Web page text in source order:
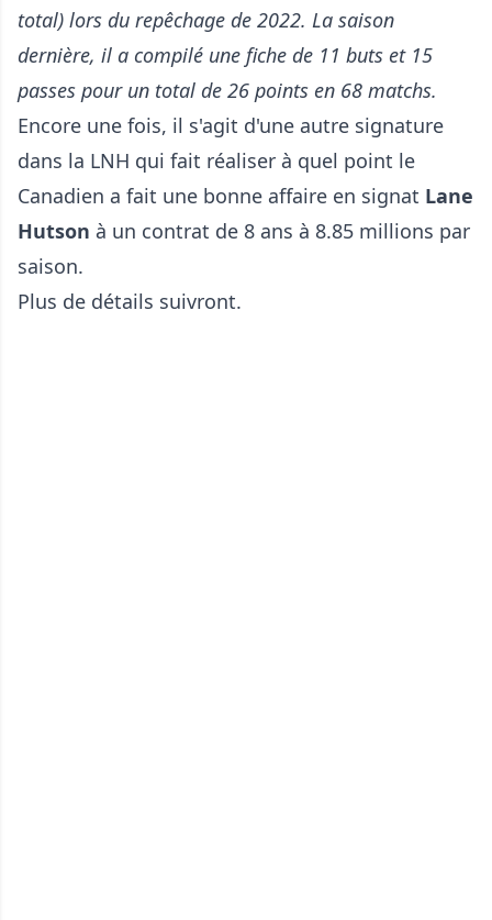
total) lors du repêchage de 2022. La saison
dernière, il a compilé une fiche de 11 buts et 15
passes pour un total de 26 points en 68 matchs.
Encore une fois, il s'agit d'une autre signature
dans la LNH qui fait réaliser à quel point le
Canadien a fait une bonne affaire en signat Lane
Hutson à un contrat de 8 ans à 8.85 millions par
saison.
Plus de détails suivront.